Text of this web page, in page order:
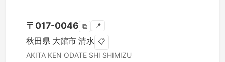
〒 017-0046 ⧉ 📍
秋田県 大館市 清水 📋
AKITA KEN ODATE SHI SHIMIZU